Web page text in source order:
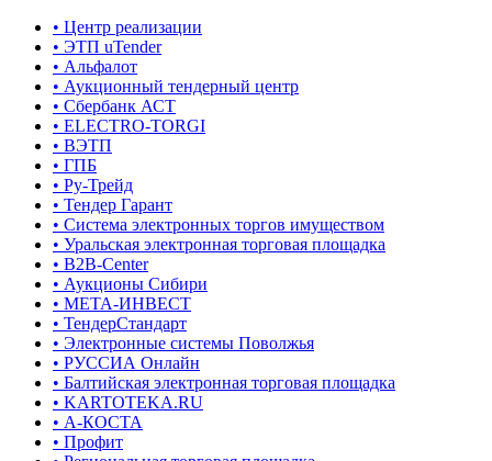
• Центр реализации
• ЭТП uTender
• Альфалот
• Аукционный тендерный центр
• Сбербанк АСТ
• ELECTRO-TORGI
• ВЭТП
• ГПБ
• Ру-Трейд
• Тендер Гарант
• Система электронных торгов имуществом
• Уральская электронная торговая площадка
• B2B-Center
• Аукционы Сибири
• МЕТА-ИНВЕСТ
• ТендерСтандарт
• Электронные системы Поволжья
• РУССИА Онлайн
• Балтийская электронная торговая площадка
• KARTOTEKA.RU
• А-КОСТА
• Профит